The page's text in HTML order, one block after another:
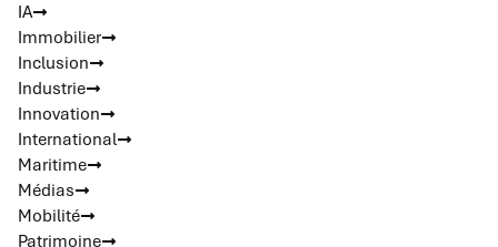
IA
Immobilier
Inclusion
Industrie
Innovation
International
Maritime
Médias
Mobilité
Patrimoine